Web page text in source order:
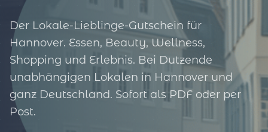
Der Lokale-Lieblinge-Gutschein für
Hannover. Essen, Beauty, Wellness,
Shopping und Erlebnis. Bei Dutzende
unabhängigen Lokalen in Hannover und
ganz Deutschland. Sofort als PDF oder per
Post.